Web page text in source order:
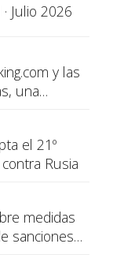
Julio 2026
y las
una
el 21º
Rusia
medidas
sanciones